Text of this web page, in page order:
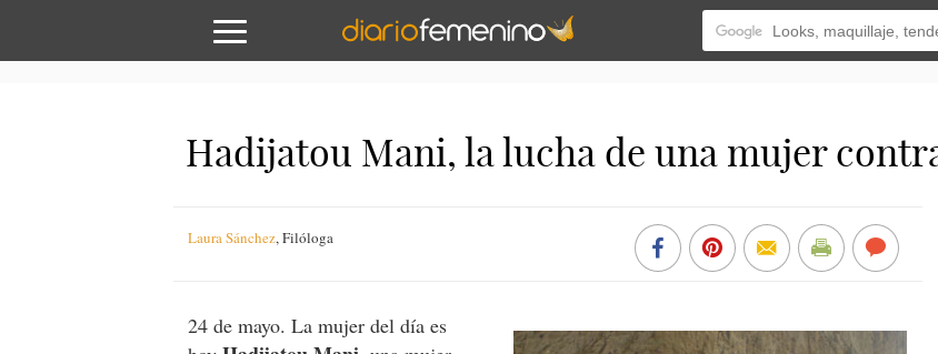
Hadijatou Mani, la lucha de una mujer
Laura Sánchez,Filóloga
24 de mayo. La mujer del día es